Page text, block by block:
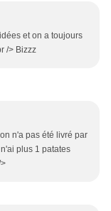
et on a toujours
/> Bizzz
n'a pas été livré par
plus 1 patates